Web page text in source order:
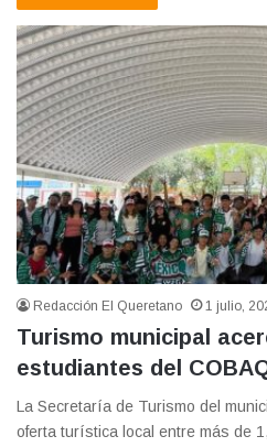
Redacción El Queretano 1 julio,
Turismo municipal
estudiantes del
La Secretaría de Turismo del
oferta turística local entre más de